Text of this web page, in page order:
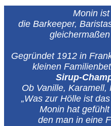
Monin
die Barkeeper,
Gegründet 1912 in
kleinen
Ob Vanille,
„Was zur Hölle ist
Monin hat
den man in eine